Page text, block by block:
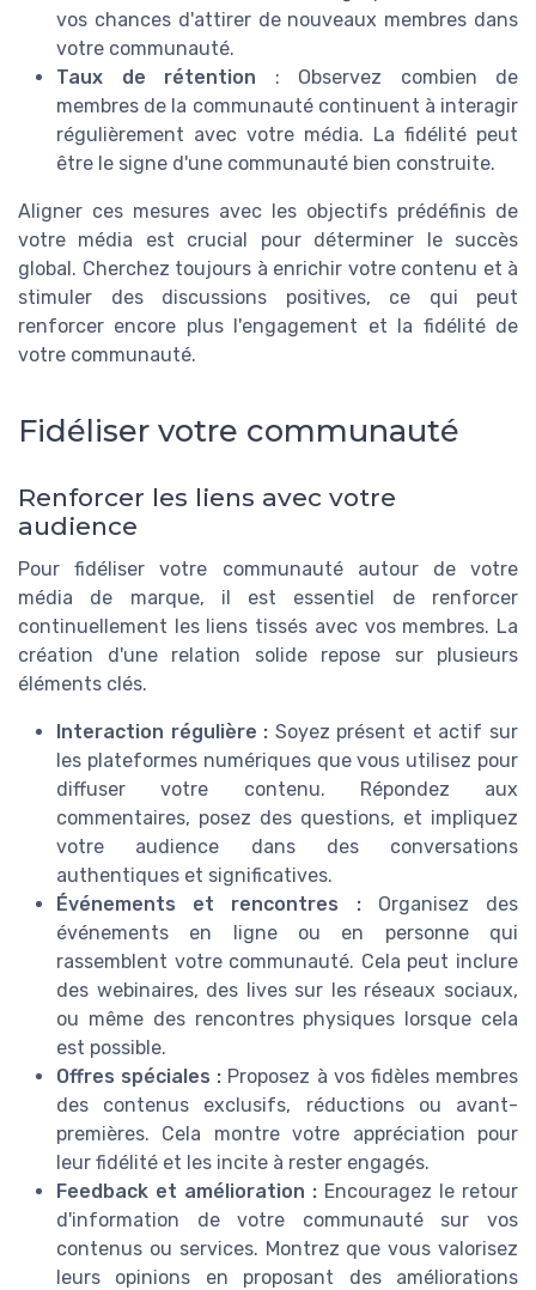
vos chances d'attirer de nouveaux membres dans
votre communauté.
Taux de rétention : Observez combien de
membres de la communauté continuent à interagir
régulièrement avec votre média. La fidélité peut
être le signe d'une communauté bien construite.
Aligner ces mesures avec les objectifs prédéfinis de
votre média est crucial pour déterminer le succès
global. Cherchez toujours à enrichir votre contenu et à
stimuler des discussions positives, ce qui peut
renforcer encore plus l'engagement et la fidélité de
votre communauté.
Fidéliser votre communauté
Renforcer les liens avec votre
audience
Pour fidéliser votre communauté autour de votre
média de marque, il est essentiel de renforcer
continuellement les liens tissés avec vos membres. La
création d'une relation solide repose sur plusieurs
éléments clés.
Interaction régulière : Soyez présent et actif sur
les plateformes numériques que vous utilisez pour
diffuser votre contenu. Répondez aux
commentaires, posez des questions, et impliquez
votre audience dans des conversations
authentiques et significatives.
Événements et rencontres :Organisez des
événements en ligne ou en personne qui
rassemblent votre communauté. Cela peut inclure
des webinaires, des lives sur les réseaux sociaux,
ou même des rencontres physiques lorsque cela
est possible.
Offres spéciales : Proposez à vos fidèles membres
des contenus exclusifs, réductions ou avant-
premières. Cela montre votre appréciation pour
leur fidélité et les incite à rester engagés.
Feedback et amélioration : Encouragez le retour
d'information de votre communauté sur vos
contenus ou services. Montrez que vous valorisez
leurs opinions en proposant des améliorations